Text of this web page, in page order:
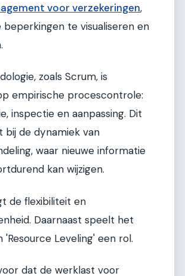
voor verzekeringen,
beperkingen te visualiseren en
zoals Scrum, is
empirische procescontrole:
inspectie en aanpassing. Dit
de dynamiek van
waar nieuwe informatie
kan wijzigen.
de flexibiliteit en
Daarnaast speelt het
Leveling' een rol.
dat de werklast voor